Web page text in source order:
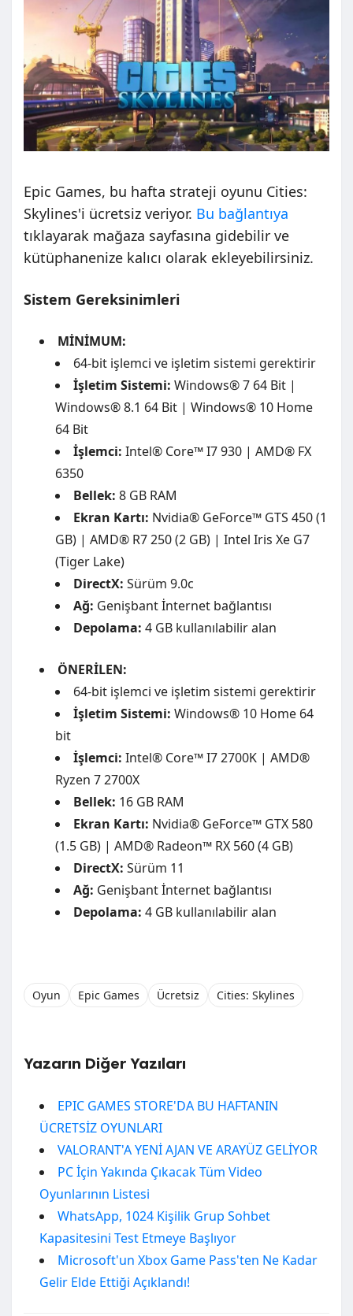
Epic Games, bu hafta strateji oyunu Cities:
Skylines'i ücretsiz veriyor. Bu bağlantıya
tıklayarak mağaza sayfasına gidebilir ve
kütüphanenize kalıcı olarak ekleyebilirsiniz.
Sistem Gereksinimleri
MİNİMUM:
64-bit işlemci ve işletim sistemi gerektirir
İşletim Sistemi: Windows® 7 64 Bit |
Windows® 8.1 64 Bit | Windows® 10 Home
64 Bit
İşlemci: Intel® Core™ I7 930 | AMD® FX
6350
Bellek: 8 GB RAM
Ekran Kartı: Nvidia® GeForce™ GTS 450 (1
GB) | AMD® R7 250 (2 GB) | Intel Iris Xe G7
(Tiger Lake)
DirectX: Sürüm 9.0c
Ağ: Genişbant İnternet bağlantısı
Depolama: 4 GB kullanılabilir alan
ÖNERİLEN:
64-bit işlemci ve işletim sistemi gerektirir
İşletim Sistemi: Windows® 10 Home 64
bit
İşlemci: Intel® Core™ I7 2700K | AMD®
Ryzen 7 2700X
Bellek: 16 GB RAM
Ekran Kartı: Nvidia® GeForce™ GTX 580
(1.5 GB) | AMD® Radeon™ RX 560 (4 GB)
DirectX: Sürüm 11
Ağ: Genişbant İnternet bağlantısı
Depolama: 4 GB kullanılabilir alan
Oyun Epic Games Ücretsiz Cities: Skylines
Yazarın Diğer Yazıları
EPIC GAMES STORE'DA BU HAFTANIN
ÜCRETSİZ OYUNLARI
VALORANT'A YENİ AJAN VE ARAYÜZ GELİYOR
PC İçin Yakında Çıkacak Tüm Video
Oyunlarının Listesi
WhatsApp, 1024 Kişilik Grup Sohbet
Kapasitesini Test Etmeye Başlıyor
Microsoft'un Xbox Game Pass'ten Ne Kadar
Gelir Elde Ettiği Açıklandı!